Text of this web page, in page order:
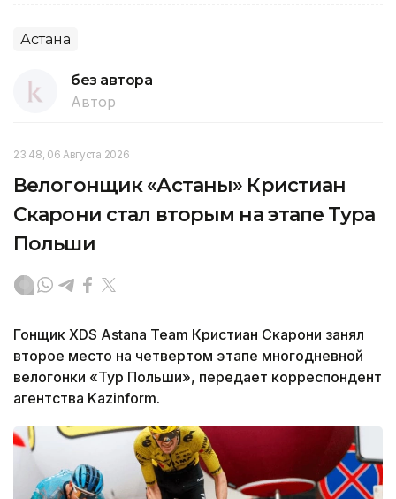
Астана
без автора
Автор
23:48, 06 Августа 2026
Велогонщик «Астаны» Кристиан
Скарони стал вторым на этапе Тура
Польши
Гонщик XDS Astana Team Кристиан Скарони занял
второе место на четвертом этапе многодневной
велогонки «Тур Польши», передает корреспондент
агентства Kazinform.